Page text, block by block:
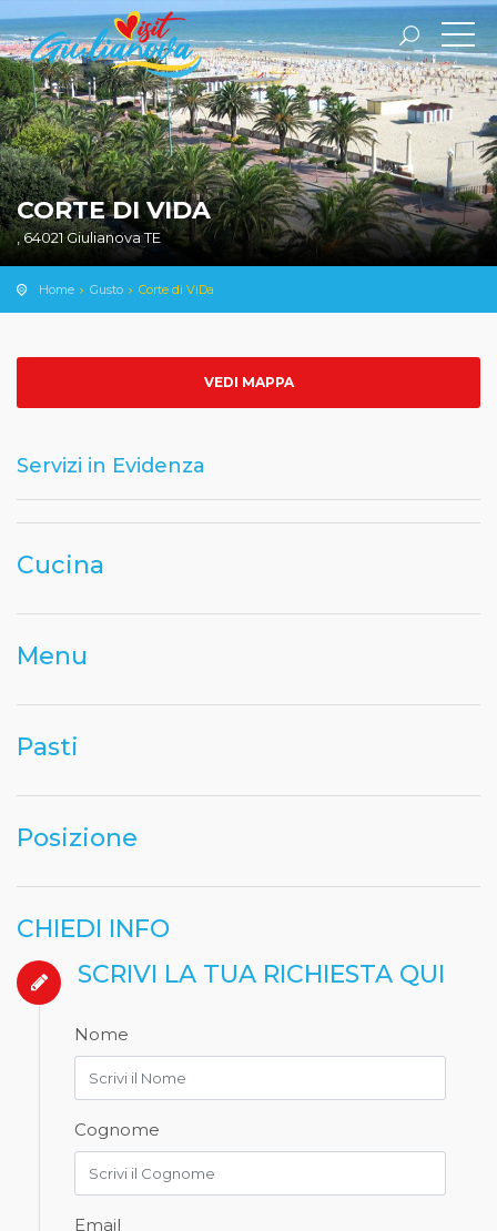
CORTE DI VIDA
, 64021 Giulianova TE
Home Gusto Corte di ViDa
VEDI MAPPA
Servizi in Evidenza
Cucina
Menu
Pasti
Posizione
CHIEDI INFO
SCRIVI LA TUA RICHIESTA QUI
Nome
Cognome
Email